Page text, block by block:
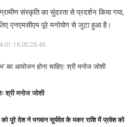
ग्रामीण संस्कृति का सुंदरता से प्रदर्शन किया गया,
एनएमसीएम पूरे मनोयोग से जुटा हुआ है।
01-16 05:28:49
श्री मनोज जोशी
को पूरे देश ने भगवान सूर्यदेव के मकर राशि में प्रवेश को